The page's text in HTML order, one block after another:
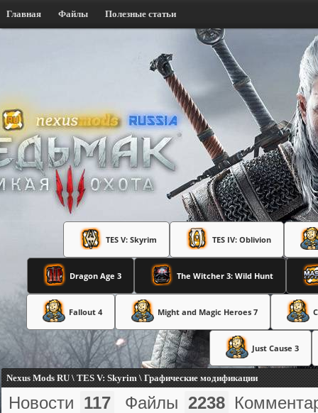
Главная Файлы Полезные статьи
TES V: Skyrim TES IV: Oblivion
Dragon Age 3 The Witcher 3: Wild Hunt
Fallout 4 Might and Magic Heroes 7
Just Cause 3
Nexus Mods RU \ TES V: Skyrim \ Графические модификации
Новости 117 Файлы 2238